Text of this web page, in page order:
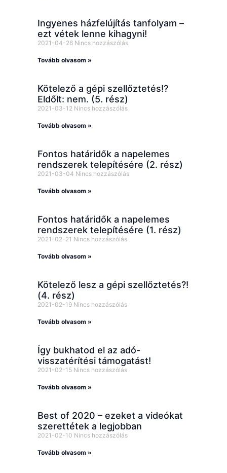
Ingyenes házfelújítás tanfolyam –
ezt vétek lenne kihagyni!
2021-04-26 Nincs hozzászólás
Tovább olvasom »
Kötelező a gépi szellőztetés!?
Eldőlt: nem. (5. rész)
2021-03-12 Nincs hozzászólás
Tovább olvasom »
Fontos határidők a napelemes
rendszerek telepítésére (2. rész)
2021-03-04 Nincs hozzászólás
Tovább olvasom »
Fontos határidők a napelemes
rendszerek telepítésére (1. rész)
2021-02-21 Nincs hozzászólás
Tovább olvasom »
Kötelező lesz a gépi szellőztetés?!
(4. rész)
2021-02-19 Nincs hozzászólás
Tovább olvasom »
Így bukhatod el az adó-
visszatérítési támogatást!
2021-02-15 Nincs hozzászólás
Tovább olvasom »
Best of 2020 – ezeket a videókat
szerettétek a legjobban
2021-02-10 Nincs hozzászólás
Tovább olvasom »